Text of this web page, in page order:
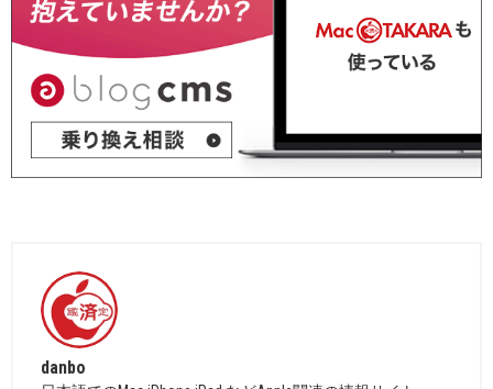
danbo